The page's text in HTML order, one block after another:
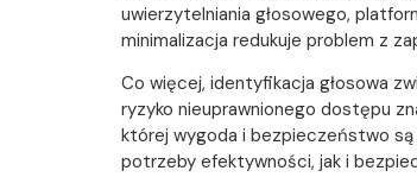
uwierzytelniania głosowego,
minimalizacja redukuje problem z
Co więcej, identyfikacja głosowa
ryzyko nieuprawnionego dostępu
której wygoda i bezpieczeństwo są
potrzeby efektywności, jak i